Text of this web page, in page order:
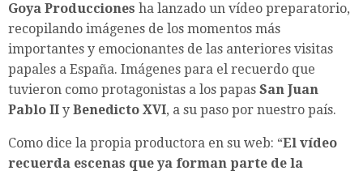
Goya Producciones ha lanzado un vídeo preparatorio,
recopilando imágenes de los momentos más
importantes y emocionantes de las anteriores visitas
papales a España. Imágenes para el recuerdo que
tuvieron como protagonistas a los papas San Juan
Pablo II y Benedicto XVI, a su paso por nuestro país.
Como dice la propia productora en su web: “El vídeo
recuerda escenas que ya forman parte de la